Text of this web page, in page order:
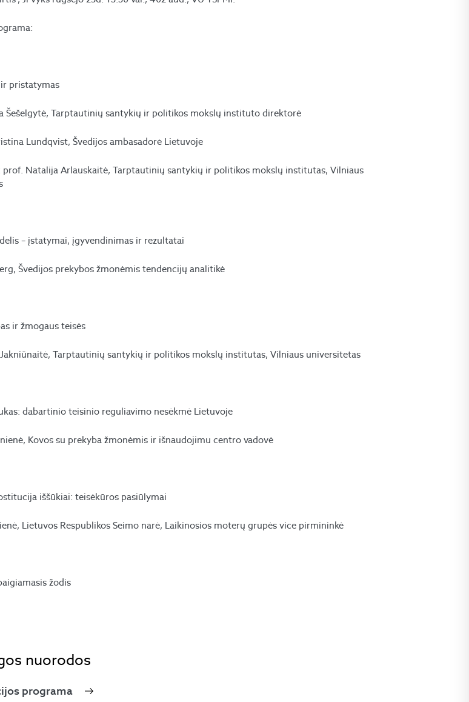
pristatymas
Šešelgytė, Tarptautinių santykių ir politikos mokslų instituto direktorė
Lundqvist, Švedijos ambasadorė Lietuvoje
prof. Natalija Arlauskaitė, Tarptautinių santykių ir politikos mokslų institutas, Vilniaus
– įstatymai, įgyvendinimas ir rezultatai
Švedijos prekybos žmonėmis tendencijų analitikė
ir žmogaus teisės
Tarptautinių santykių ir politikos mokslų institutas, Vilniaus universitetas
dabartinio teisinio reguliavimo nesėkmė Lietuvoje
Kovos su prekyba žmonėmis ir išnaudojimu centro vadovė
iššūkiai: teisėkūros pasiūlymai
Lietuvos Respublikos Seimo narė, Laikinosios moterų grupės vice pirmininkė
žodis
nuorodos
programa